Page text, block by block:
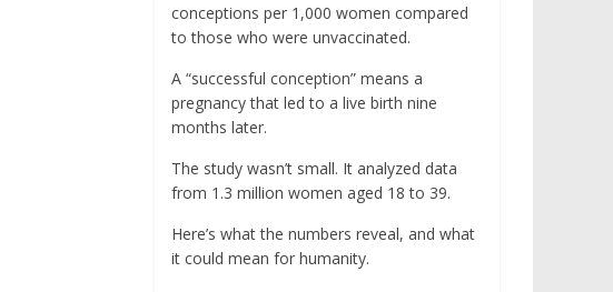
conceptions per 1,000 women compared
to those who were unvaccinated.
A “successful conception” means a
pregnancy that led to a live birth nine
months later.
The study wasn’t small. It analyzed data
from 1.3 million women aged 18 to 39.
Here’s what the numbers reveal, and what
it could mean for humanity.